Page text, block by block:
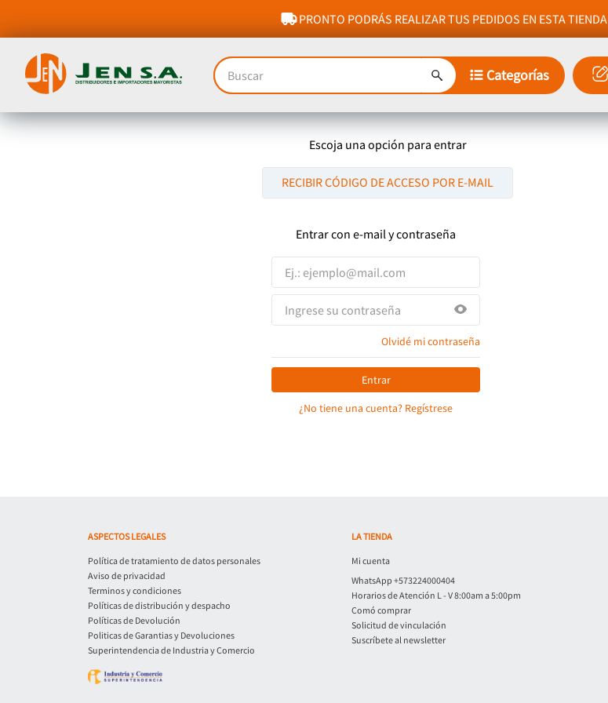
PRONTO PODRÁS REALIZAR TUS PEDIDOS EN ESTA TIENDA
Buscar
Categorías
Escoja una opción para entrar
RECIBIR CÓDIGO DE ACCESO POR E-MAIL
Entrar con e-mail y contraseña
Olvidé mi contraseña
Entrar
¿No tiene una cuenta? Regístrese
ASPECTOS LEGALES
Política de tratamiento de datos personales
Aviso de privacidad
Terminos y condiciones
Políticas de distribución y despacho
Políticas de Devolución
Politicas de Garantias y Devoluciones
Superintendencia de Industria y Comercio
LA TIENDA
Mi cuenta
WhatsApp +573224000404
Horarios de Atención L - V 8:00am a 5:00pm
Comó comprar
Solicitud de vinculación
Suscríbete al newsletter